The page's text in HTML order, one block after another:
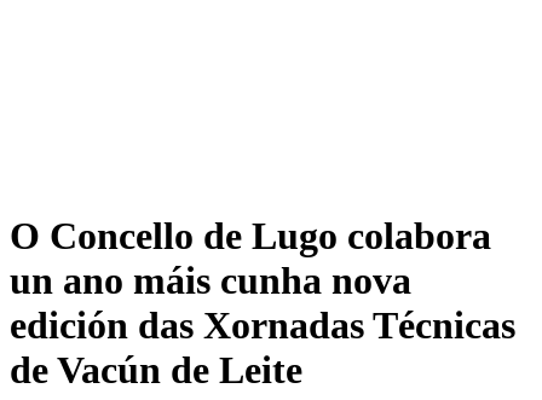
O Concello de Lugo colabora
un ano máis cunha nova
edición das Xornadas Técnicas
de Vacún de Leite